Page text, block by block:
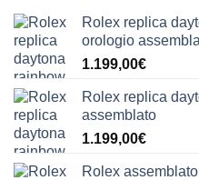
Rolex replica
orologio
1.199,00€
Rolex replica
assemblato
1.199,00€
Rolex